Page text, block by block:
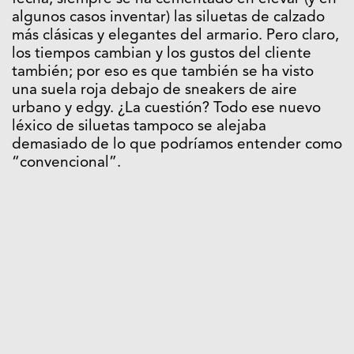
algunos casos inventar) las siluetas de calzado
más clásicas y elegantes del armario. Pero claro,
los tiempos cambian y los gustos del cliente
también; por eso es que también se ha visto
una suela roja debajo de sneakers de aire
urbano y edgy. ¿La cuestión? Todo ese nuevo
léxico de siluetas tampoco se alejaba
demasiado de lo que podríamos entender como
“convencional”.